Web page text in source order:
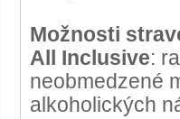
Možnosti
All Inclusive:
neobmedzené
alkoholických